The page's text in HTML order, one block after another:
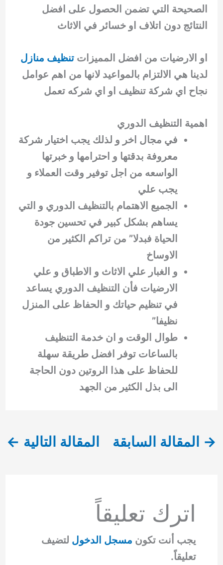
الصحيحة التي تضمن الحصول على افضل
النتائج دون اتلاف او خسائر في الاثاث
او الارضيات من افضل المميزات تنظيف منازل
لدينا هي الالتزام بالمواعيد لانها من اهم عوامل
نجاح اي شركة تنظيف او اي شركه تعمل
اهمية التنظيف الدوري
في مجال اخر و لذلك يجب اختيار شركة
معروفة بدقتها و احترامها و خبرتها
الواسعه من اجل توفير وقت العملاء و
يجب علي
الجميع الاهتمام بالتنظيف الدوري و التي
يساهم بشكل كبير في تحسين جودة
الحياة فبدلا” من تراكم الكثير من
الاوساخ
و الغبار علي الاثاث و الاطباق و علي
الارضيات فأن التنظيف الدوري يساعد
في تنظيم حياتك و الحفاظ على المنزل
نظيفا”
طوال الوقت و ان خدمة التنظيف
بالساعات توفر افضل طريقة سهلة
للحفاظ على هذا الروتين دون الحاجة
الى بذل الكثير من الجهد
→ المقالة السابقة المقالة التالية ←
اترك تعليقاً
يجب أنت تكون مسجل الدخول لتضيف
تعليقاً.